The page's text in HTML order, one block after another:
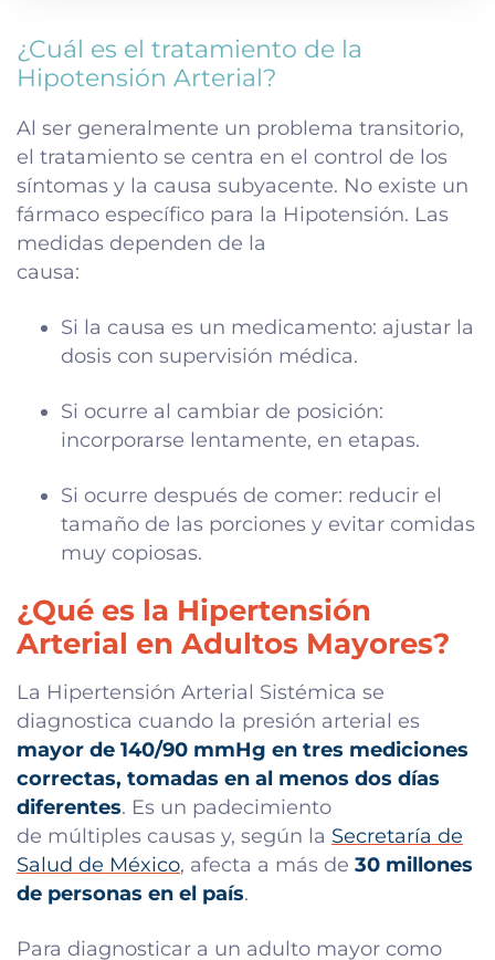
¿Cuál es el tratamiento de la
Hipotensión Arterial?
Al ser generalmente un problema transitorio,
el tratamiento se centra en el control de los
síntomas y la causa subyacente. No existe un
fármaco específico para la Hipotensión. Las
medidas dependen de la
causa:
Si la causa es un medicamento: ajustar la
dosis con supervisión médica.
Si ocurre al cambiar de posición:
incorporarse lentamente, en etapas.
Si ocurre después de comer: reducir el
tamaño de las porciones y evitar comidas
muy copiosas.
¿Qué es la Hipertensión
Arterial en Adultos Mayores?
La Hipertensión Arterial Sistémica se
diagnostica cuando la presión arterial es
mayor de 140/90 mmHg en tres mediciones
correctas, tomadas en al menos dos días
diferentes. Es un padecimiento
de múltiples causas y, según la Secretaría de
Salud de México, afecta a más de 30 millones
de personas en el país.
Para diagnosticar a un adulto mayor como